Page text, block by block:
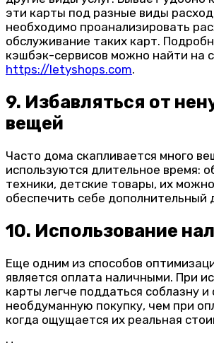
эти карты под разные виды
необходимо проанализировать
обслуживание таких карт.
кэшбэк-сервисов можно найти на
https://letyshops.com.
9. Избавляться от
вещей
Часто дома скапливается много
используются длительное время:
техники, детские товары, их
обеспечить себе дополнительный
10. Использование
Еще одним из способов
является оплата наличными. При
карты легче поддаться соблазну и
необдуманную покупку, чем при
когда ощущается их реальная